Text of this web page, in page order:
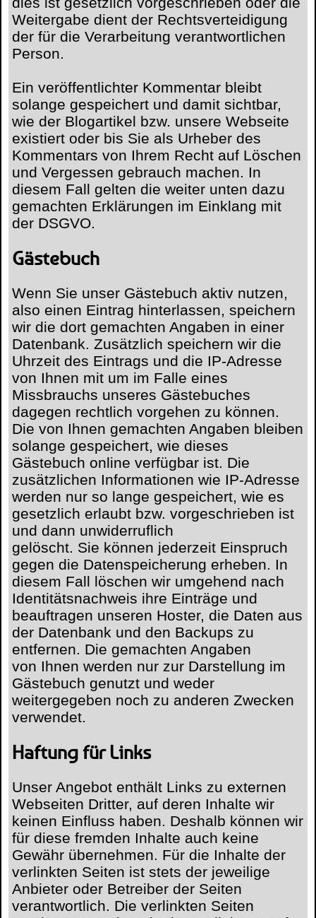
Weitergabe dient der Rechtsverteidigung
der für die Verarbeitung verantwortlichen
Person.
Ein veröffentlichter Kommentar bleibt
solange gespeichert und damit sichtbar,
wie der Blogartikel bzw. unsere Webseite
existiert oder bis Sie als Urheber des
Kommentars von Ihrem Recht auf Löschen
und Vergessen gebrauch machen. In
diesem Fall gelten die weiter unten dazu
gemachten Erklärungen im Einklang mit
der DSGVO.
Gästebuch
Wenn Sie unser Gästebuch aktiv nutzen,
also einen Eintrag hinterlassen, speichern
wir die dort gemachten Angaben in einer
Datenbank. Zusätzlich speichern wir die
Uhrzeit des Eintrags und die IP-Adresse
von Ihnen mit um im Falle eines
Missbrauchs unseres Gästebuches
dagegen rechtlich vorgehen zu können.
Die von Ihnen gemachten Angaben bleiben
solange gespeichert, wie dieses
Gästebuch online verfügbar ist. Die
zusätzlichen Informationen wie IP-Adresse
werden nur so lange gespeichert, wie es
gesetzlich erlaubt bzw. vorgeschrieben ist
und dann unwiderruflich
gelöscht. Sie können jederzeit Einspruch
gegen die Datenspeicherung erheben. In
diesem Fall löschen wir umgehend nach
Identitätsnachweis ihre Einträge und
beauftragen unseren Hoster, die Daten aus
der Datenbank und den Backups zu
entfernen. Die gemachten Angaben
von Ihnen werden nur zur Darstellung im
Gästebuch genutzt und weder
weitergegeben noch zu anderen Zwecken
verwendet.
Haftung für Links
Unser Angebot enthält Links zu externen
Webseiten Dritter, auf deren Inhalte wir
keinen Einfluss haben. Deshalb können wir
für diese fremden Inhalte auch keine
Gewähr übernehmen. Für die Inhalte der
verlinkten Seiten ist stets der jeweilige
Anbieter oder Betreiber der Seiten
verantwortlich. Die verlinkten Seiten